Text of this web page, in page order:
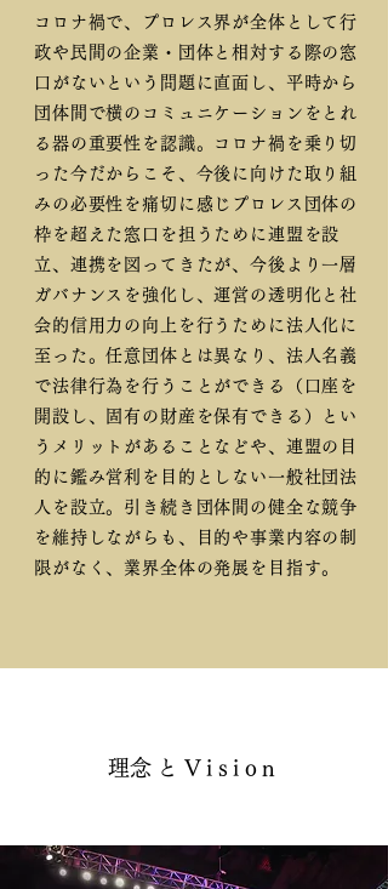
コロナ禍で、プロレス界が全体として行
政や民間の企業・団体と相対する際の窓
口がないという問題に直面し、平時から
団体間で横のコミュニケーションをとれ
る器の重要性を認識。コロナ禍を乗り切
った今だからこそ、今後に向けた取り組
みの必要性を痛切に感じプロレス団体の
枠を超えた窓口を担うために連盟を設
立、連携を図ってきたが、今後より一層
ガバナンスを強化し、運営の透明化と社
会的信用力の向上を行うために法人化に
至った。任意団体とは異なり、法人名義
で法律行為を行うことができる（口座を
開設し、固有の財産を保有できる）とい
うメリットがあることなどや、連盟の目
的に鑑み営利を目的としない一般社団法
人を設立。引き続き団体間の健全な競争
を維持しながらも、目的や事業内容の制
限がなく、業界全体の発展を目指す。
​理念とVision